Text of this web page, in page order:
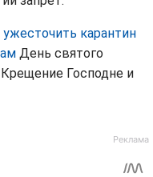
ужесточить карантин
День святого
Господне и